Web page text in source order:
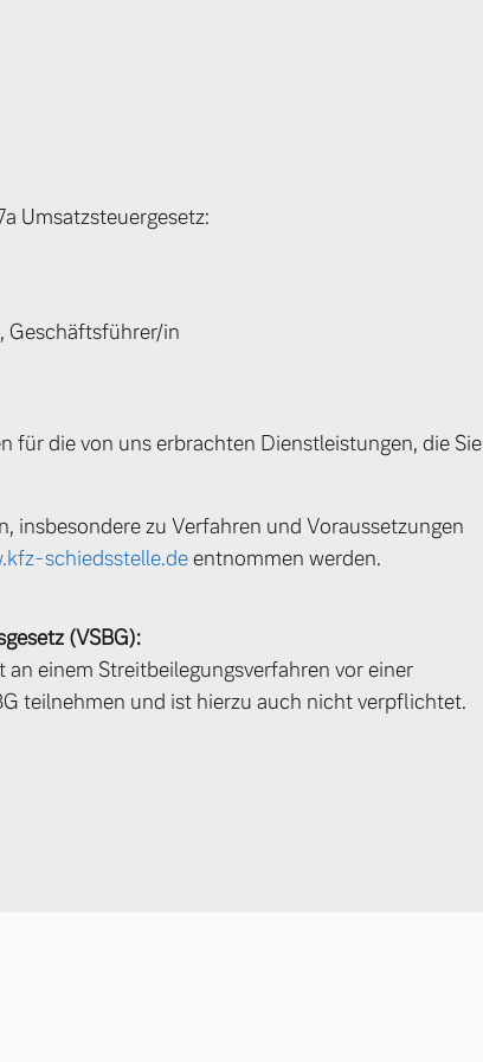
Umsatzsteuergesetz:
Geschäftsführer/in
für die von uns erbrachten Dienstleistungen, die Sie
insbesondere zu Verfahren und Voraussetzungen
schiedsstelle.deentnommen werden.
(VSBG):
einem Streitbeilegungsverfahren vor einer
teilnehmen und ist hierzu auch nicht verpflichtet.